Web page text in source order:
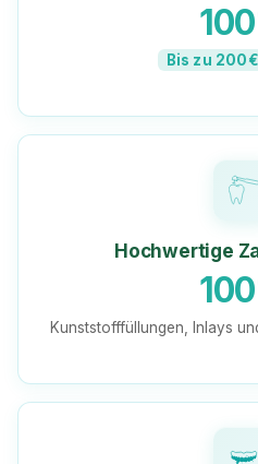
Bis zu
Hochwertige
Kunststofffüllungen, Inlays